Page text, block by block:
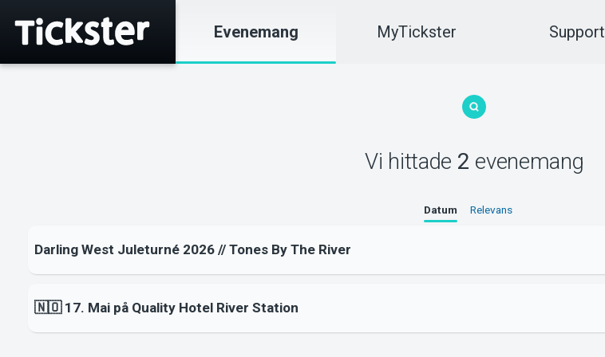
Evenemang MyTickster Support
Vi hittade 2 evenemang
Datum Relevans
Darling West Juleturné 2026 // Tones By The River
🇳🇴 17. Mai på Quality Hotel River Station